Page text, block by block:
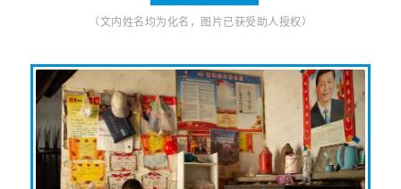
（文内姓名均为化名，图片已获受助人授权）